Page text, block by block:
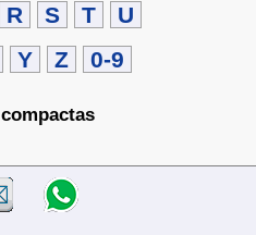
R S T
U
Y Z 0-9
compactas